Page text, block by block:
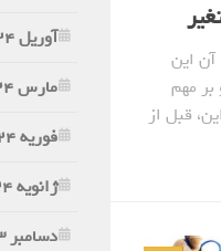
آن این
مهم
قبل از
آوریل 2024
مارس 2024
فوریه 2024
ژانویه 2024
دسامبر 2023